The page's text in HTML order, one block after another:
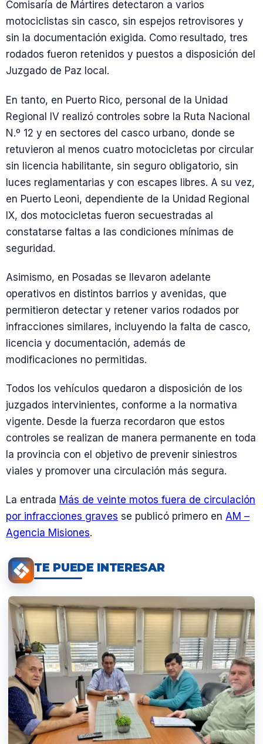
Comisaría de Mártires detectaron a varios
motociclistas sin casco, sin espejos retrovisores y
sin la documentación exigida. Como resultado, tres
rodados fueron retenidos y puestos a disposición del
Juzgado de Paz local.
En tanto, en Puerto Rico, personal de la Unidad
Regional IV realizó controles sobre la Ruta Nacional
N.º 12 y en sectores del casco urbano, donde se
retuvieron al menos cuatro motocicletas por circular
sin licencia habilitante, sin seguro obligatorio, sin
luces reglamentarias y con escapes libres. A su vez,
en Puerto Leoni, dependiente de la Unidad Regional
IX, dos motocicletas fueron secuestradas al
constatarse faltas a las condiciones mínimas de
seguridad.
Asimismo, en Posadas se llevaron adelante
operativos en distintos barrios y avenidas, que
permitieron detectar y retener varios rodados por
infracciones similares, incluyendo la falta de casco,
licencia y documentación, además de
modificaciones no permitidas.
Todos los vehículos quedaron a disposición de los
juzgados intervinientes, conforme a la normativa
vigente. Desde la fuerza recordaron que estos
controles se realizan de manera permanente en toda
la provincia con el objetivo de prevenir siniestros
viales y promover una circulación más segura.
La entrada Más de veinte motos fuera de circulación
por infracciones graves se publicó primero en AM –
Agencia Misiones.
TE PUEDE INTERESAR